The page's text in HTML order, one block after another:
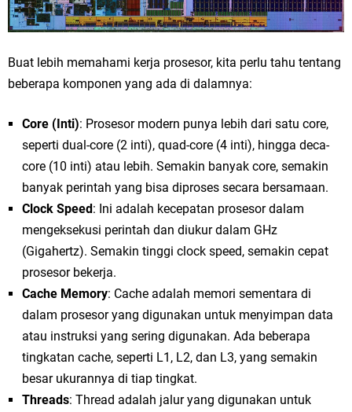
Buat lebih memahami kerja prosesor, kita perlu tahu tentang
beberapa komponen yang ada di dalamnya:
Core (Inti): Prosesor modern punya lebih dari satu core,
seperti dual-core (2 inti), quad-core (4 inti), hingga deca-
core (10 inti) atau lebih. Semakin banyak core, semakin
banyak perintah yang bisa diproses secara bersamaan.
Clock Speed: Ini adalah kecepatan prosesor dalam
mengeksekusi perintah dan diukur dalam GHz
(Gigahertz). Semakin tinggi clock speed, semakin cepat
prosesor bekerja.
Cache Memory: Cache adalah memori sementara di
dalam prosesor yang digunakan untuk menyimpan data
atau instruksi yang sering digunakan. Ada beberapa
tingkatan cache, seperti L1, L2, dan L3, yang semakin
besar ukurannya di tiap tingkat.
Threads: Thread adalah jalur yang digunakan untuk